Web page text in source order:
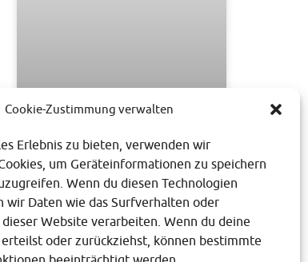
Cookie-Zustimmung verwalten
Erlebnis zu bieten, verwenden wir
um Geräteinformationen zu speichern
Wenn du diesen Technologien
wir Daten wie das Surfverhalten oder
Website verarbeiten. Wenn du deine
oder zurückziehst, können bestimmte
Projektwoche „Die
Schnetts und die
Schmoos“
4. Juli 2026